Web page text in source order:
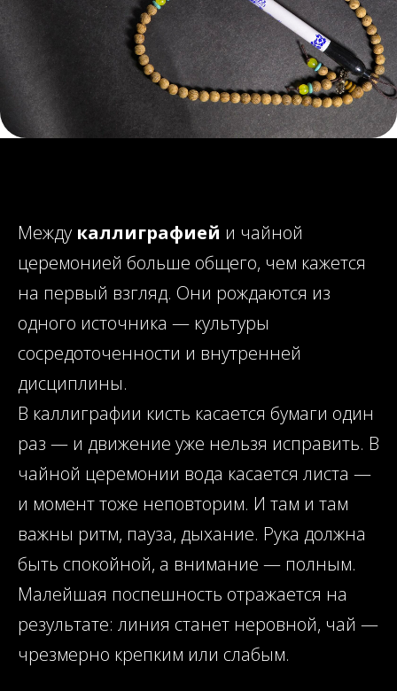
Между каллиграфией и чайной
церемонией больше общего, чем кажется
на первый взгляд. Они рождаются из
одного источника — культуры
сосредоточенности и внутренней
дисциплины.
В каллиграфии кисть касается бумаги один
раз — и движение уже нельзя исправить. В
чайной церемонии вода касается листа —
и момент тоже неповторим. И там и там
важны ритм, пауза, дыхание. Рука должна
быть спокойной, а внимание — полным.
Малейшая поспешность отражается на
результате: линия станет неровной, чай —
чрезмерно крепким или слабым.